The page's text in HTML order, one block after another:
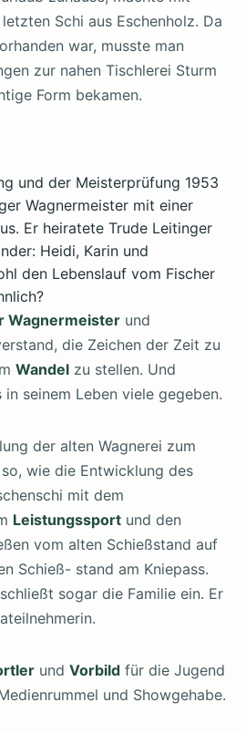
Schi aus Eschenholz. Da
war, musste man
zur nahen Tischlerei Sturm
Form bekamen.
und der Meisterprüfung 1953
Wagnermeister mit einer
Er heiratete Trude Leitinger
Heidi, Karin und
den Lebenslauf vom Fischer
Wagnermeister und
die Zeichen der Zeit zu
Wandel zu stellen. Und
seinem Leben viele gegeben.
der alten Wagnerei zum
wie die Entwicklung des
mit dem
Leistungssport und den
vom alten Schießstand auf
Schieß- stand am Kniepass.
sogar die Familie ein. Er
und Vorbild für die Jugend
und Showgehabe.